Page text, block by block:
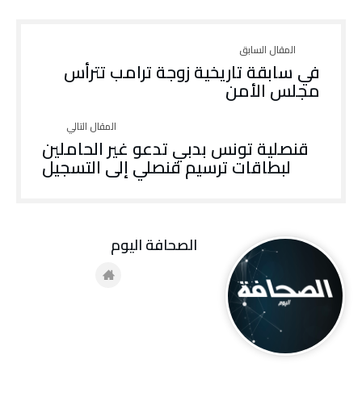
في سابقة تاريخية زوجة ترامب تترأس
مجلس الأمن
قنصلية تونس بدبي تدعو غير الحاملين
لبطاقات ترسيم قنصلي إلى التسجيل